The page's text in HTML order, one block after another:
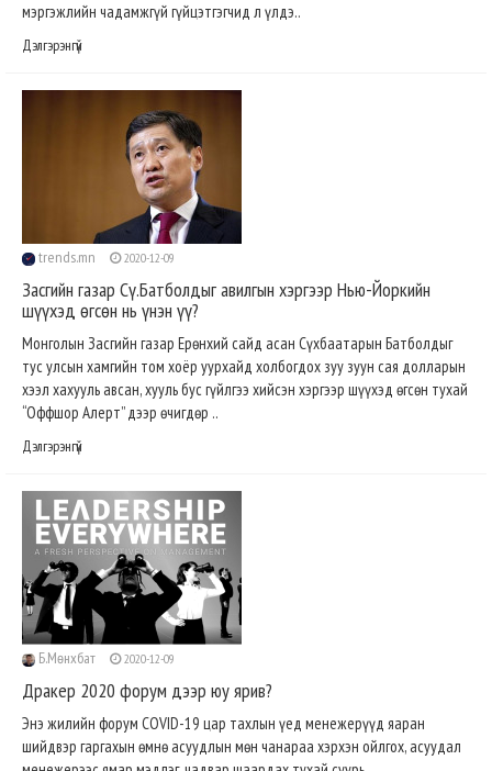
мэргэжлийн чадамжгүй гүйцэтгэгчид л үлдэ..
Дэлгэрэнгүй
trends.mn 2020-12-09
Засгийн газар Cү.Батболдыг авилгын хэргээр Нью-Йоркийн
шүүхэд өгсөн нь үнэн үү?
Монголын Засгийн газар Ерөнхий сайд асан Сүхбаатарын Батболдыг
тус улсын хамгийн том хоёр уурхайд холбогдох зуу зуун сая долларын
хээл хахууль авсан, хууль бус гүйлгээ хийсэн хэргээр шүүхэд өгсөн тухай
“Оффшор Алерт” дээр өчигдөр ..
Дэлгэрэнгүй
Б.Мөнхбат 2020-12-09
Дракер 2020 форум дээр юу ярив?
Энэ жилийн форум COVID-19 цар тахлын үед менежерүүд яаран
шийдвэр гаргахын өмнө асуудлын мөн чанараа хэрхэн ойлгох, асуудал